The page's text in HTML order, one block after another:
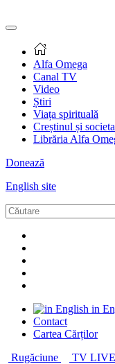
Alfa Omega
Canal TV
Video
Știri
Viața spirituală
Creștinul și
Librăria Alfa
Donează
English site
in
Contact
Cartea Cărților
Rugăciune
TV LIVE